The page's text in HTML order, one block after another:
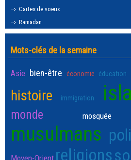
Cartes de voeux
Ramadan
Mots-clés de la semaine
Asie bien-être économie éducation
histoire immigration
monde mosquée
musulmans
Moyen-Orient religions